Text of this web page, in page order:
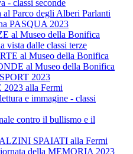
- classi seconde
al Parco degli Alberi Parlanti
PASQUA 2023
al Museo della Bonifica
vista dalle classi terze
al Museo della Bonifica
al Museo della Bonifica
2023
alla Fermi
e immagine - classi
contro il bullismo e il
SPAIATI alla Fermi
della MEMORIA 2023